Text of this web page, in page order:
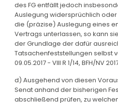
des FG entfällt jedoch
Auslegung widersprüchlich oder
die (präzise) Auslegung eines
Vertrags unterlassen, so kann
der Grundlage der dafür
Tatsachenfeststellungen selbst
09.05.2017 - VIII R 1/14, BFH/NV
d) Ausgehend von diesen
Senat anhand der bisherigen
abschließend prüfen, zu